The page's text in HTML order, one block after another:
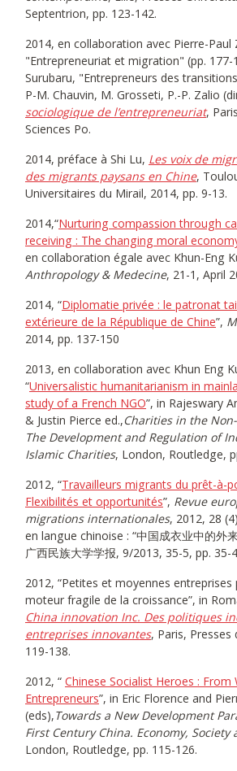
Septentrion, pp. 123-142.
2014, en collaboration avec Pierre-Paul
"Entrepreneuriat et migration" (pp. 177-
Surubaru, "Entrepreneurs des
P-M. Chauvin, M. Grosseti, P.-P. Zalio
sociologique de l’entrepreneuriat,
Sciences Po.
2014, préface à Shi Lu, Les voix de
des migrants paysans en Chine,
Universitaires du Mirail, 2014, pp. 9-13.
2014,“Nurturing compassion through
receiving : The changing moral
en collaboration égale avec Khun-Eng
Anthropology & Medecine, 21-1, April
2014, “Diplomatie privée : le patronat
extérieure de la République de Chine”,
2014, pp. 137-150
2013, en collaboration avec Khun Eng
“Universalistic humanitarianism in
study of a French NGO”, in Rajeswary
& Justin Pierce ed.,Charities in the
The Development and Regulation of
Islamic Charities, London, Routledge,
2012, “Travailleurs migrants du prêt-à-
Flexibilités et opportunités”, Revue
migrations internationales, 2012, 28
en langue chinoise : “中国成衣业中的外
广西民族大学学报, 9/2013, 35-5, pp. 35-
2012, “Petites et moyennes entreprises
moteur fragile de la croissance”, in
China innovation Inc. Des politiques
entreprises innovantes, Paris, Presses
119-138.
2012, “ Chinese Socialist Heroes : From
Entrepreneurs”, in Eric Florence and
(eds),Towards a New Development
First Century China. Economy, Society
London, Routledge, pp. 115-126.